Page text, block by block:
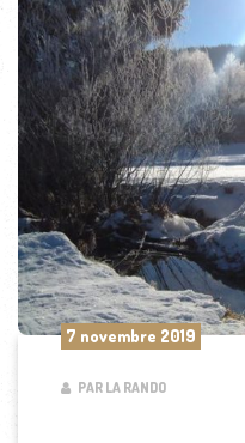
7 novembre 2019
PAR LA RANDO